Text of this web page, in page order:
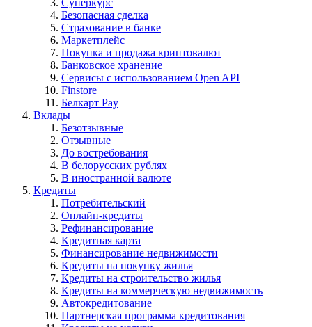
Суперкурс
Безопасная сделка
Страхование в банке
Маркетплейс
Покупка и продажа криптовалют
Банковское хранение
Сервисы с использованием Open API
Finstore
Белкарт Pay
Вклады
Безотзывные
Отзывные
До востребования
В белорусских рублях
В иностранной валюте
Кредиты
Потребительский
Онлайн-кредиты
Рефинансирование
Кредитная карта
Финансирование недвижимости
Кредиты на покупку жилья
Кредиты на строительство жилья
Кредиты на коммерческую недвижимость
Автокредитование
Партнерская программа кредитования